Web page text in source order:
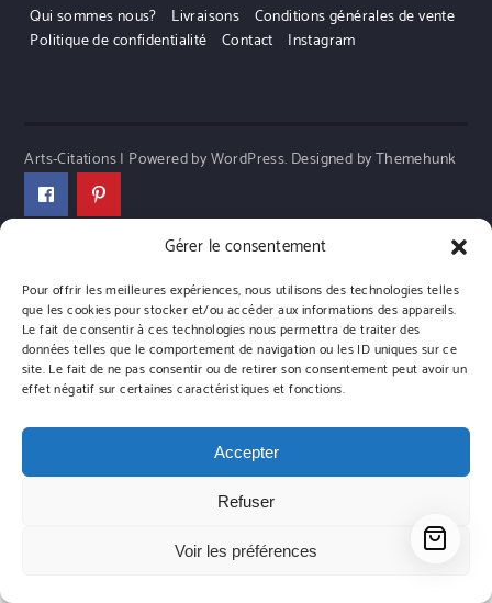
Gérer le consentement
Pour offrir les meilleures expériences, nous utilisons des technologies telles
que les cookies pour stocker et/ou accéder aux informations des appareils.
Le fait de consentir à ces technologies nous permettra de traiter des
données telles que le comportement de navigation ou les ID uniques sur ce
site. Le fait de ne pas consentir ou de retirer son consentement peut avoir un
effet négatif sur certaines caractéristiques et fonctions.
Accepter
Refuser
Voir les préférences
Qui sommes nous? Livraisons
Conditions générales de vente
Politique de confidentialité
Contact Instagram
Arts-Citations | Powered by WordPress. Designed by Themehunk